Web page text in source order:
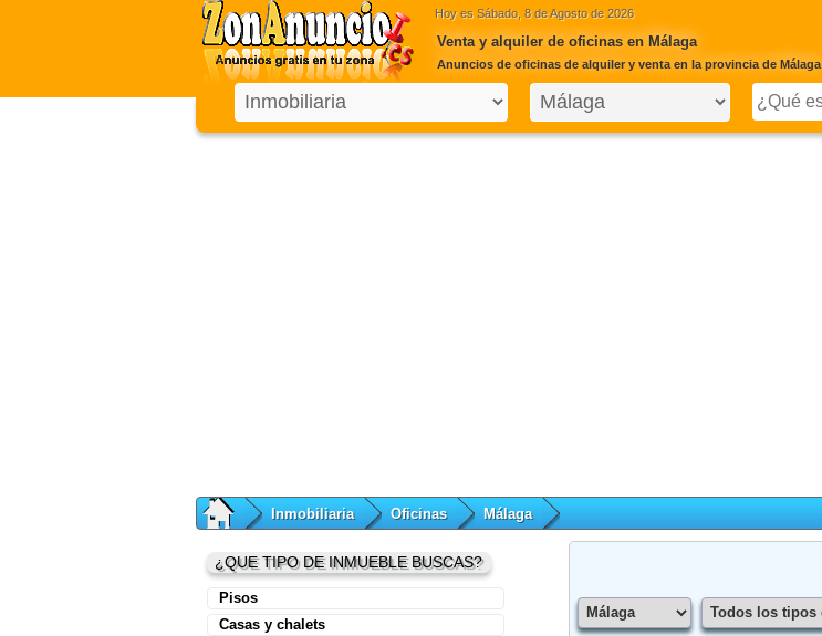
Hoy es Sábado, 8 de Agosto de 2026
Venta y alquiler de oficinas en Málaga
Anuncios de oficinas de alquiler y venta en la provincia de Málaga
Inmobiliaria Oficinas Málaga
¿QUE TIPO DE INMUEBLE BUSCAS?
Pisos
Casas y chalets